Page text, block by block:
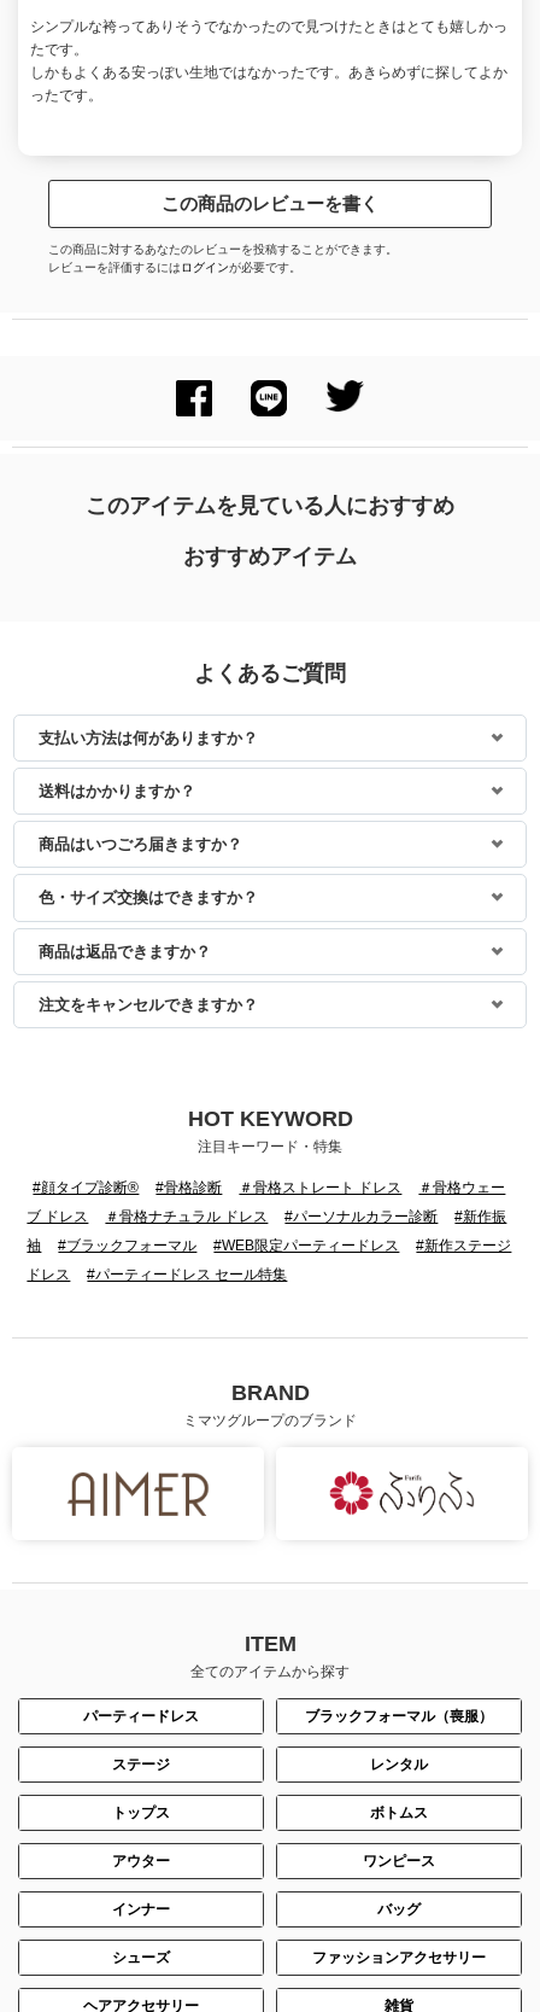
シンプルな袴ってありそうでなかったので見つけたときはとても嬉しかっ
たです。
しかもよくある安っぽい生地ではなかったです。あきらめずに探してよか
ったです。
この商品のレビューを書く
この商品に対するあなたのレビューを投稿することができます。
レビューを評価するにはログインが必要です。
このアイテムを見ている人におすすめ
おすすめアイテム
よくあるご質問
支払い方法は何がありますか？
送料はかかりますか？
商品はいつごろ届きますか？
色・サイズ交換はできますか？
商品は返品できますか？
注文をキャンセルできますか？
HOT KEYWORD
注目キーワード・特集
#顔タイプ診断® #骨格診断 ＃骨格ストレート ドレス
＃骨格ウェー
ブ ドレス
＃骨格ナチュラル ドレス #パーソナルカラー診断
#新作振
袖
#ブラックフォーマル #WEB限定パーティードレス
#新作ステージ
ドレス
#パーティードレス セール特集
BRAND
ミマツグループのブランド
ITEM
全てのアイテムから探す
パーティードレス ブラックフォーマル（喪服）
ステージ レンタル
トップス ボトムス
アウター ワンピース
インナー バッグ
シューズ ファッションアクセサリー
ヘアアクセサリー 雑貨